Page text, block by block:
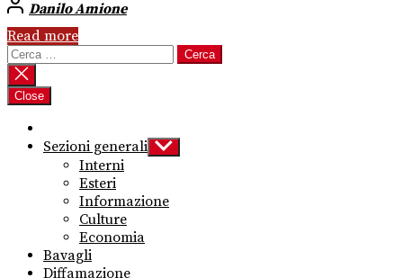
Danilo Amione
Read more
Ricerca
per:
Close
Sezioni generali Show
sub
Interni
Esteri
Informazione
Culture
Economia
Bavagli
Diffamazione